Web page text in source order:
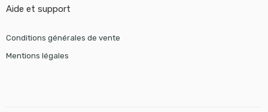
Aide et support
Conditions générales de vente
Mentions légales